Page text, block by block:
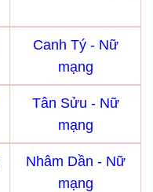
Canh Tý - Nữ
mạng
Tân Sửu - Nữ
mạng
Nhâm Dần - Nữ
mạng